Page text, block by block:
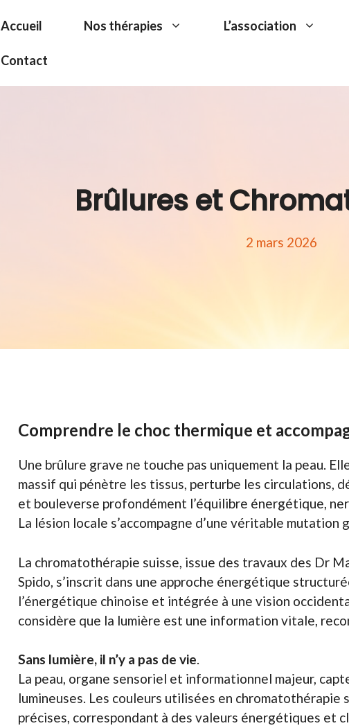
Accueil Nos thérapies L’association
Contact
Brûlures et
2 mars 2026
Comprendre le choc thermique et
Une brûlure grave ne touche pas uniquement la peau.
massif qui pénètre les tissus, perturbe les circulations,
et bouleverse profondément l’équilibre énergétique,
La lésion locale s’accompagne d’une véritable mutation
La chromatothérapie suisse, issue des travaux des Dr
Spido, s’inscrit dans une approche énergétique
l’énergétique chinoise et intégrée à une vision
considère que la lumière est une information vitale,
Sans lumière, il n’y a pas de vie.
La peau, organe sensoriel et informationnel majeur,
lumineuses. Les couleurs utilisées en chromatothérapie
précises, correspondant à des valeurs énergétiques et